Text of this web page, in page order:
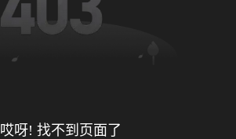
哎呀! 找不到页面了